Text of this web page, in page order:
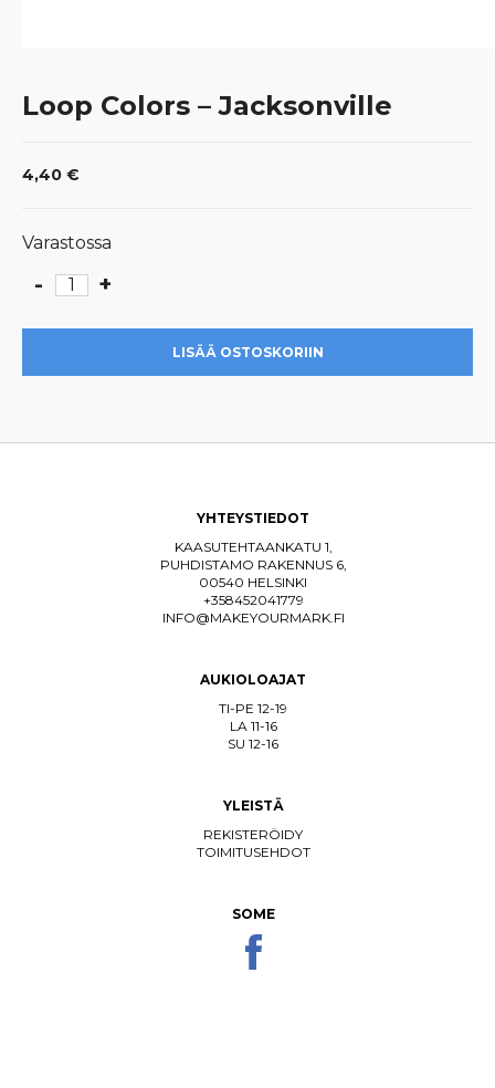
Loop Colors – Jacksonville
4,40 €
Varastossa
-
Loop
-
määrä
+
LISÄÄ OSTOSKORIIN
YHTEYSTIEDOT
KAASUTEHTAANKATU 1,
PUHDISTAMO RAKENNUS 6,
00540 HELSINKI
+358452041779
INFO@MAKEYOURMARK.FI
AUKIOLOAJAT
TI-PE 12-19
LA 11-16
SU 12-16
YLEISTÄ
REKISTERÖIDY
TOIMITUSEHDOT
SOME